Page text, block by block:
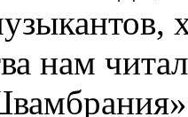
нам